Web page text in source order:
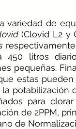
variedad de
(Clovid L2 y
450 litros
pequeñas.
estas
potabilización
para
de 2PPM,
de